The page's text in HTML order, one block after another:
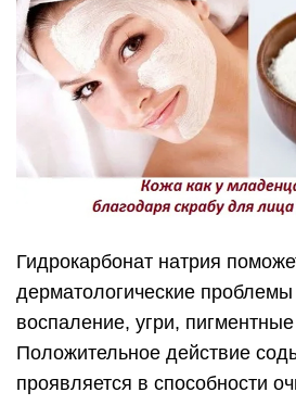
Гидрокарбонат натрия
дерматологические
воспаление, угри,
Положительное действие
проявляется в способности